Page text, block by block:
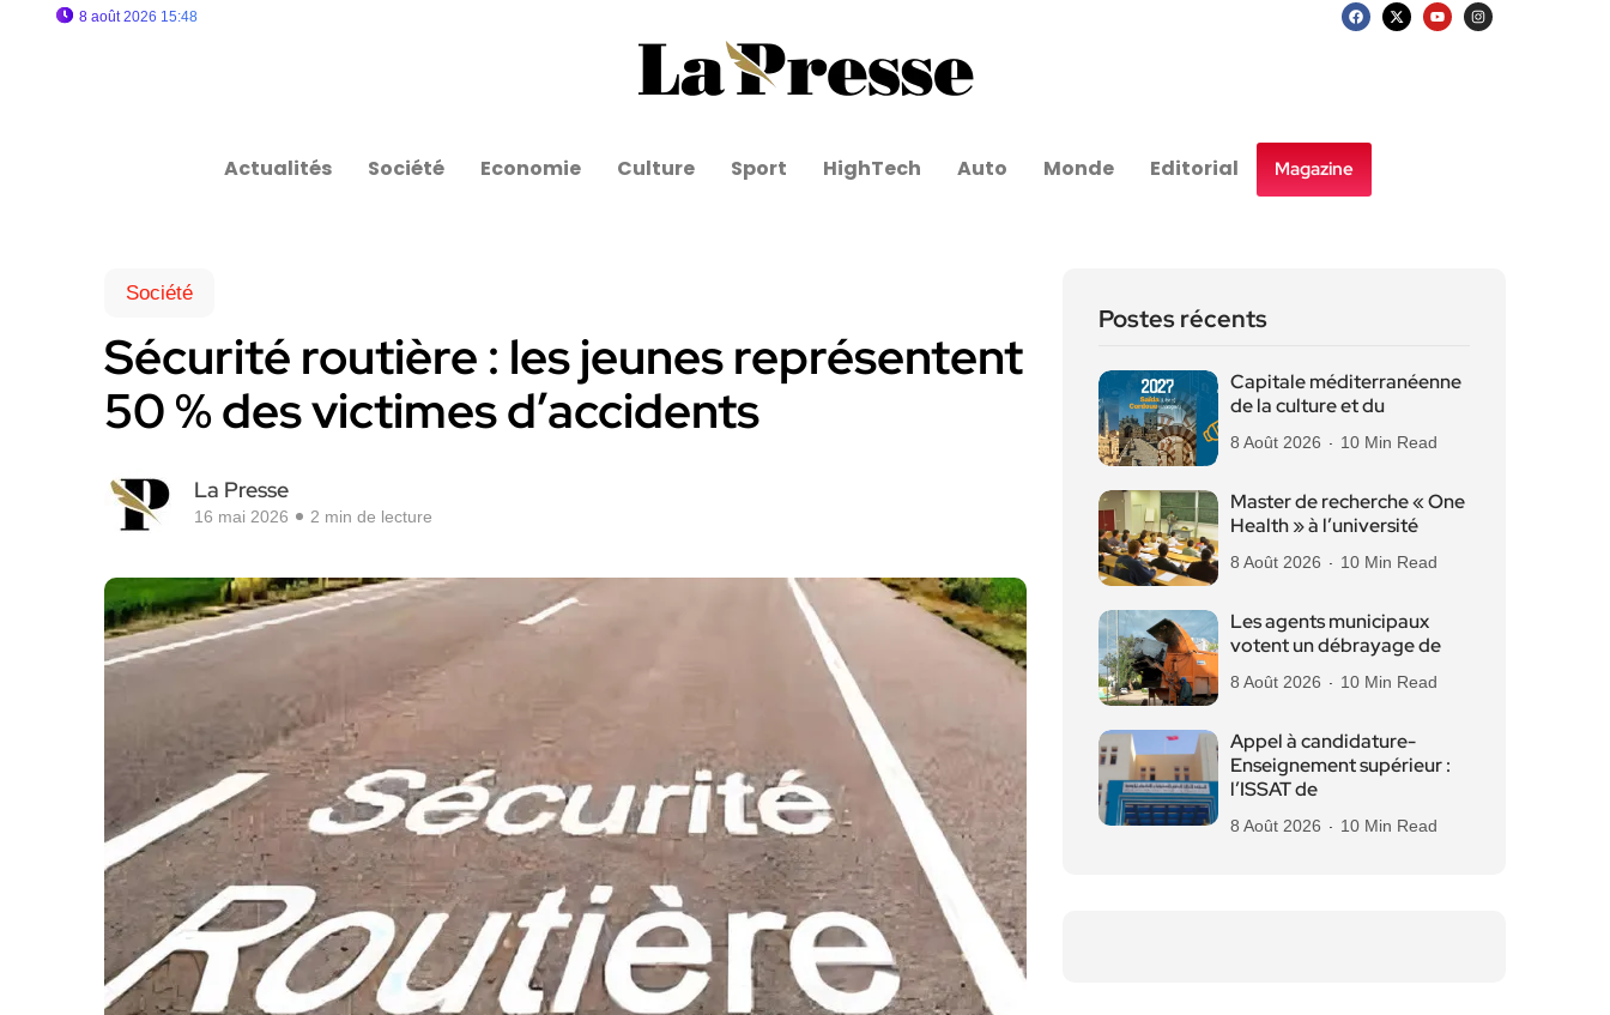
8 août 2026 15:48
Actualités Société Economie Culture Sport HighTech Auto Monde Editorial Magazine
Société
Sécurité routière : les jeunes représentent
50 % des victimes d’accidents
La Presse
16 mai 2026 2 min de lecture
Postes récents
Capitale méditerranéenne
de la culture et du
8 Août 2026 10 Min Read
Master de recherche « One
Health » à l’université
8 Août 2026 10 Min Read
Les agents municipaux
votent un débrayage de
8 Août 2026 10 Min Read
Appel à candidature-
Enseignement supérieur :
l’ISSAT de
8 Août 2026 10 Min Read